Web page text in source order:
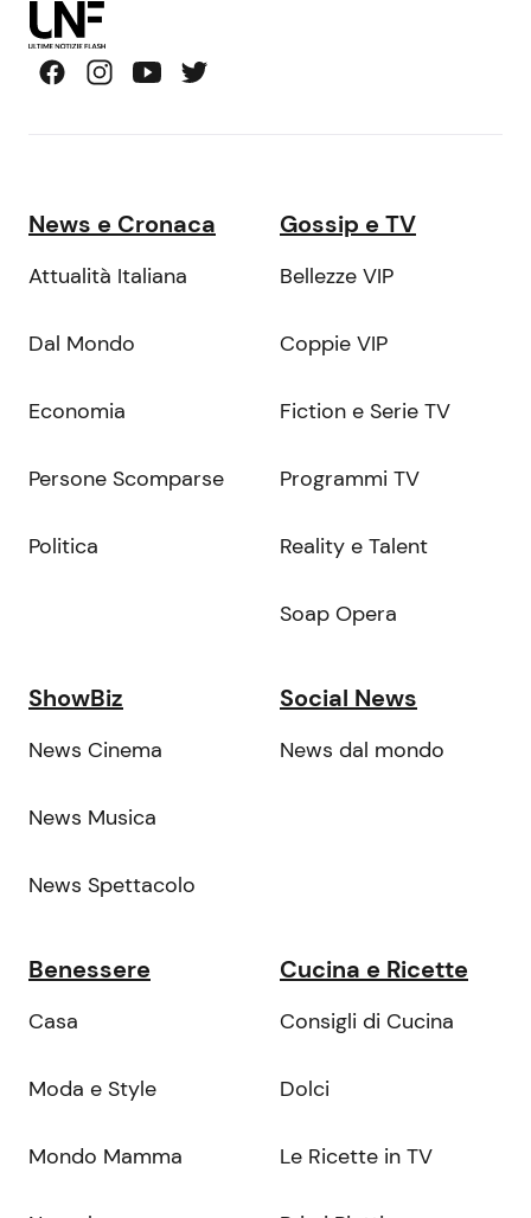
News e Cronaca
Attualità Italiana
Dal Mondo
Economia
Persone Scomparse
Politica
Gossip e TV
Bellezze VIP
Coppie VIP
Fiction e Serie TV
Programmi TV
Reality e Talent
Soap Opera
ShowBiz
News Cinema
News Musica
News Spettacolo
Social News
News dal mondo
Benessere
Casa
Moda e Style
Mondo Mamma
Cucina e Ricette
Consigli di Cucina
Dolci
Le Ricette in TV